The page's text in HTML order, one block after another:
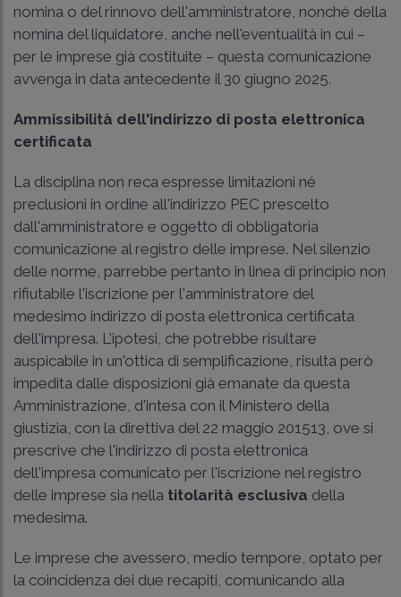
nomina o del rinnovo dell'amministratore, nonché della
nomina del liquidatore, anche nell'eventualità in cui –
per le imprese già costituite – questa comunicazione
avvenga in data antecedente il 30 giugno 2025.
Ammissibilità dell'indirizzo di posta elettronica
certificata
La disciplina non reca espresse limitazioni né
preclusioni in ordine all'indirizzo PEC prescelto
dall'amministratore e oggetto di obbligatoria
comunicazione al registro delle imprese. Nel silenzio
delle norme, parrebbe pertanto in linea di principio non
rifiutabile l'iscrizione per l'amministratore del
medesimo indirizzo di posta elettronica certificata
dell'impresa. L'ipotesi, che potrebbe risultare
auspicabile in un'ottica di semplificazione, risulta però
impedita dalle disposizioni già emanate da questa
Amministrazione, d'intesa con il Ministero della
giustizia, con la direttiva del 22 maggio 201513, ove si
prescrive che l'indirizzo di posta elettronica
dell'impresa comunicato per l'iscrizione nel registro
delle imprese sia nella titolarità esclusiva della
medesima.
Le imprese che avessero, medio tempore, optato per
la coincidenza dei due recapiti, comunicando alla